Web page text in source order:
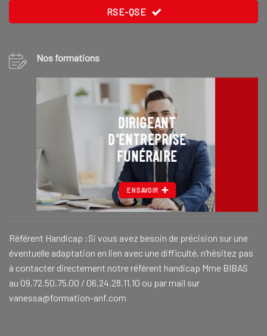
RSE-QSE
Nos formations
DIRIGEANT
D'ENTREPRISE
FUNÉRAIRE
EN SAVOIR
Référent Handicap :Si vous avez besoin de précision sur une
éventuelle adaptation en lien avec une difficulté, n’hésitez pas
à contacter directement notre référent handicap Mme BIBAS
au 09.72.50.75.00 / 06.24.28.11.10 ou par mail sur
vanessa@formation-anf.com